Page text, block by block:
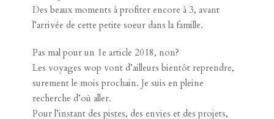
autres pourrait on dire.
Des beaux moments à profiter encore à 3, avant
Pas mal pour un 1e article 2018, non?
Les voyages wop vont d’ailleurs bientôt reprendre,
surement le mois prochain. Je suis en pleine
recherche d’où aller.